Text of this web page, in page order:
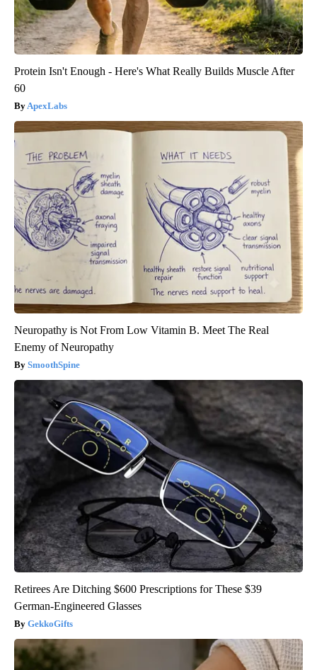
Protein Isn't Enough - Here's What Really Builds Muscle After
60
ApexLabs
Neuropathy is Not From Low Vitamin B. Meet The Real
Enemy of Neuropathy
SmoothSpine
Retirees Are Ditching $600 Prescriptions for These $39
German-Engineered Glasses
GekkoGifts